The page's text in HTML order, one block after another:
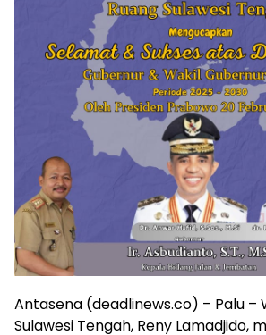
Antasena (deadlinews.co) – Palu –
Sulawesi Tengah, Reny Lamadjido,